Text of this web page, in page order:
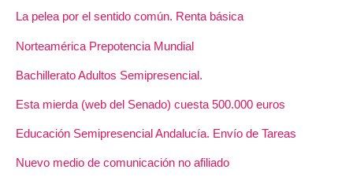
La pelea por el sentido común. Renta básica
Norteamérica Prepotencia Mundial
Bachillerato Adultos Semipresencial.
Esta mierda (web del Senado) cuesta 500.000 euros
Educación Semipresencial Andalucía. Envío de Tareas
Nuevo medio de comunicación no afiliado